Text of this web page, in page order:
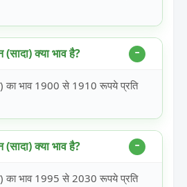
क्या भाव है?
का भाव 1900 से 1910 रूपये प्रति
क्या भाव है?
का भाव 1995 से 2030 रूपये प्रति